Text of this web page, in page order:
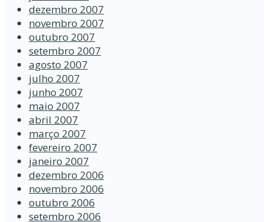
dezembro 2007
novembro 2007
outubro 2007
setembro 2007
agosto 2007
julho 2007
junho 2007
maio 2007
abril 2007
março 2007
fevereiro 2007
janeiro 2007
dezembro 2006
novembro 2006
outubro 2006
setembro 2006